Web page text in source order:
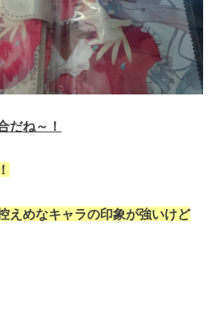
だね～！
えめなキャラの印象が強いけど